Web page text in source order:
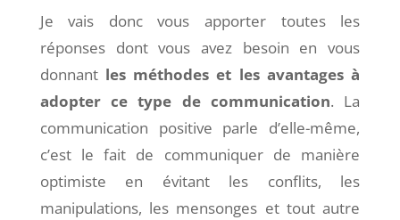
Je vais donc vous apporter toutes les
réponses dont vous avez besoin en vous
donnantles méthodes et les avantages à
adopter ce type de communication. La
communication positive parle d’elle-même,
c’est le fait de communiquer de manière
optimiste en évitant les conflits, les
manipulations, les mensonges et tout autre